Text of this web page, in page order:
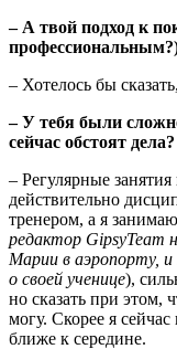
– А твой подход к
– Хотелось бы
– У тебя были
сейчас обстоят дела?
– Регулярные
действительно
тренером, а я
редактор GipsyTeam
Марии в аэропорту,
о своей ученице),
но сказать при этом,
могу. Скорее я
ближе к середине.